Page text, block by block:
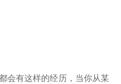
会有这样的经历，当你从某